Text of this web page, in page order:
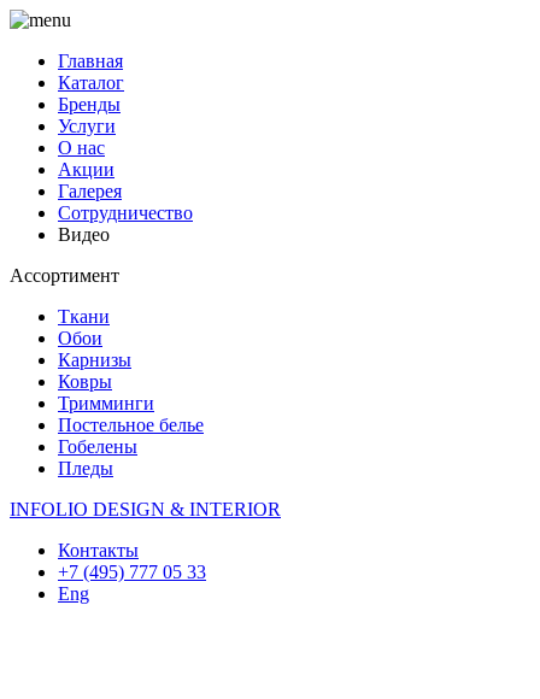
Главная
Каталог
Бренды
Услуги
О нас
Акции
Галерея
Сотрудничество
Видео
Ассортимент
Ткани
Обои
Карнизы
Ковры
Тримминги
Постельное белье
Гобелены
Пледы
INFOLIO DESIGN & INTERIOR
Контакты
+7 (495) 777 05 33
Eng